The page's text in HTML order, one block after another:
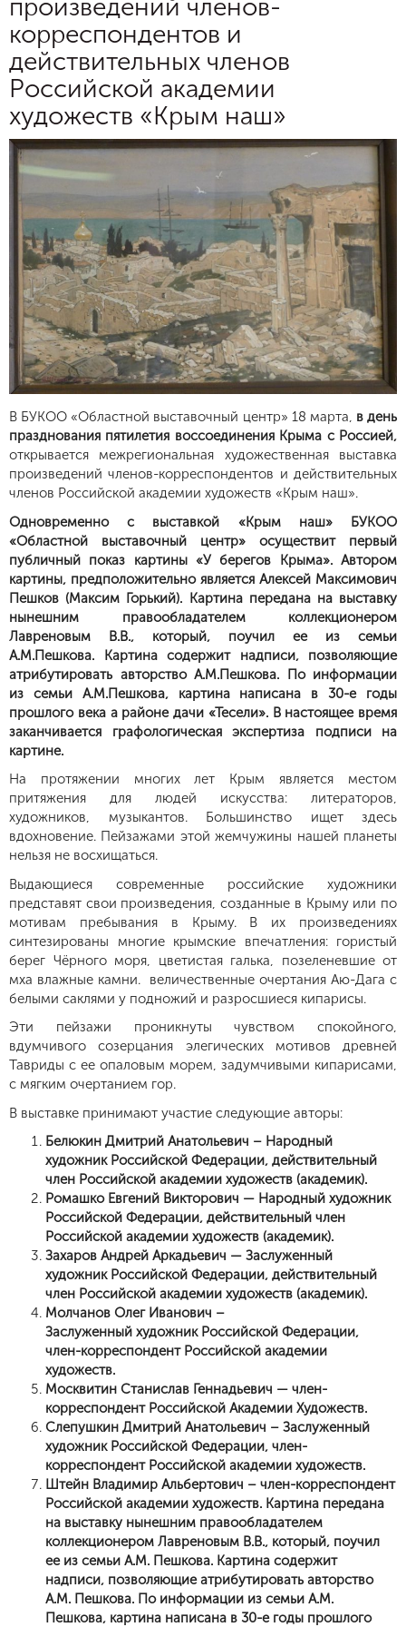
произведений членов-
корреспондентов и
действительных членов
Российской академии
художеств «Крым наш»
В БУКОО «Областной выставочный центр» 18 марта, в день
празднования пятилетия воссоединения Крыма с Россией,
открывается межрегиональная художественная выставка
произведений членов-корреспондентов и действительных
членов Российской академии художеств «Крым наш».
Одновременно с выставкой «Крым наш» БУКОО
«Областной выставочный центр» осуществит первый
публичный показ картины «У берегов Крыма». Автором
картины, предположительно является Алексей Максимович
Пешков (Максим Горький). Картина передана на выставку
нынешним правообладателем коллекционером
Лавреновым В.В., который, поучил ее из семьи
А.М.Пешкова. Картина содержит надписи, позволяющие
атрибутировать авторство А.М.Пешкова. По информации
из семьи А.М.Пешкова, картина написана в 30-е годы
прошлого века а районе дачи «Тесели». В настоящее время
заканчивается графологическая экспертиза подписи на
картине.
На протяжении многих лет Крым является местом
притяжения для людей искусства: литераторов,
художников, музыкантов. Большинство ищет здесь
вдохновение. Пейзажами этой жемчужины нашей планеты
нельзя не восхищаться.
Выдающиеся современные российские художники
представят свои произведения, созданные в Крыму или по
мотивам пребывания в Крыму. В их произведениях
синтезированы многие крымские впечатления: гористый
берег Чёрного моря, цветистая галька, позеленевшие от
мха влажные камни. величественные очертания Аю-Дага с
белыми саклями у подножий и разросшиеся кипарисы.
Эти пейзажи проникнуты чувством спокойного,
вдумчивого созерцания элегических мотивов древней
Тавриды с ее опаловым морем, задумчивыми кипарисами,
с мягким очертанием гор.
В выставке принимают участие следующие авторы:
Белюкин Дмитрий Анатольевич – Народный
художник Российской Федерации, действительный
член Российской академии художеств (академик).
Ромашко Евгений Викторович — Народный художник
Российской Федерации, действительный член
Российской академии художеств (академик).
Захаров Андрей Аркадьевич — Заслуженный
художник Российской Федерации, действительный
член Российской академии художеств (академик).
Молчанов Олег Иванович –
Заслуженный художник Российской Федерации,
член-корреспондент Российской академии
художеств.
Москвитин Станислав Геннадьевич — член-
корреспондент Российской Академии Художеств.
Слепушкин Дмитрий Анатольевич – Заслуженный
художник Российской Федерации, член-
корреспондент Российской академии художеств.
Штейн Владимир Альбертович – член-корреспондент
Российской академии художеств. Картина передана
на выставку нынешним правообладателем
коллекционером Лавреновым В.В., который, поучил
ее из семьи А.М. Пешкова. Картина содержит
надписи, позволяющие атрибутировать авторство
А.М. Пешкова. По информации из семьи А.М.
Пешкова, картина написана в 30-е годы прошлого